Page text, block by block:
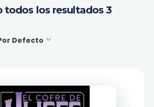
todos los resultados 3
Defecto